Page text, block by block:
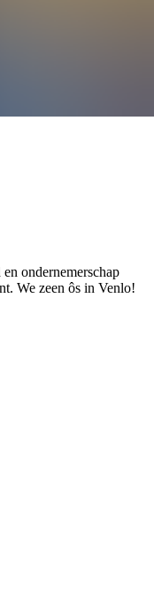
ondernemerschap
We zeen ôs in Venlo!